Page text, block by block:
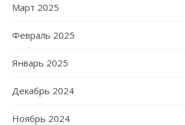
Март 2025
Февраль 2025
Январь 2025
Декабрь 2024
Ноябрь 2024